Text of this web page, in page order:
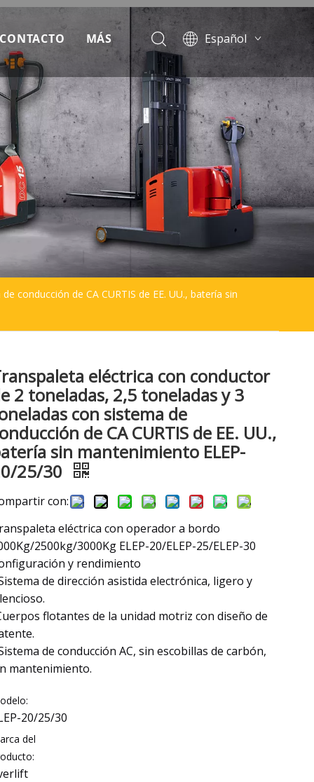
más frecuentes
CONTACTO MÁS
Español
English
Français
Pусский
Português
conducción de CA CURTIS de EE. UU., batería sin
eléctrica con conductor
2 toneladas, 2,5 toneladas y 3
con sistema de
de CA CURTIS de EE. UU.,
sin mantenimiento ELEP-
25/30
con:
eléctrica con operador a bordo
2500kg/3000Kg ELEP-20/ELEP-25/ELEP-30
y rendimiento
de dirección asistida electrónica, ligero y
flotantes de la unidad motriz con diseño de
de conducción AC, sin escobillas de carbón,
mantenimiento.
20/25/30
del